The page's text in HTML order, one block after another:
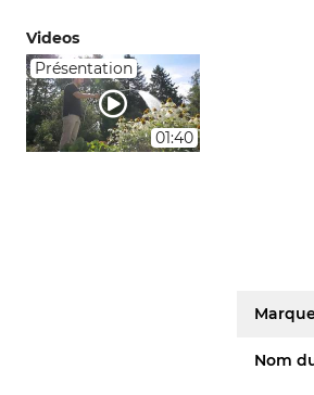
Videos
Présentation
01:40
Nom